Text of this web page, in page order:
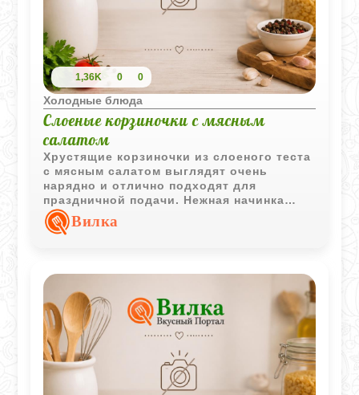
1,36K 0 0
Холодные блюда
Слоеные корзиночки с мясным
салатом
Хрустящие корзиночки из слоеного теста
с мясным салатом выглядят очень
нарядно и отлично подходят для
праздничной подачи. Нежная начинка
хорошо сочетается с воздушным тестом,
а свежие листья салата добавляют
Вилка